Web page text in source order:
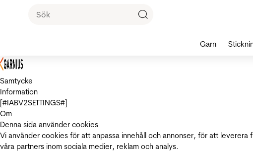
Samtycke
Information
[#IABV2SETTINGS#]
Om
Denna sida använder cookies
Vi använder cookies för att anpassa innehåll och annonser, för att
våra partners inom sociala medier, reklam och analys.
Garn